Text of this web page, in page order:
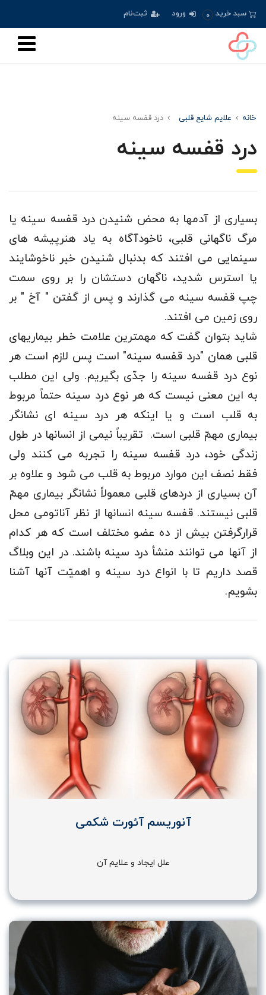
سبد خرید 0 ورود ثبت‌نام
خانه علایم شایع قلبی درد قفسه سينه
درد قفسه سينه
بسیاری از آدمها به محض شنیدن درد قفسه سینه یا
مرگ ناگهانی قلبی، ناخودآگاه به یاد هنرپیشه های
سینمایی می افتند که بدنبال شنیدن خبر ناخوشایند
یا استرس شدید، ناگهان دستشان را بر روی سمت
چپ قفسه سینه می گذارند و پس از گفتن " آخ " بر
روی زمین می افتند.
شاید بتوان گفت که مهمترین علامت خطر بیماریهای
قلبی همان "درد قفسه سینه" است پس لازم است هر
نوع درد قفسه سینه را جدّی بگیریم. ولی این مطلب
به این معنی نیست که هر نوع درد سینه حتماً مربوط
به قلب است و یا اینکه هر درد سینه ای نشانگر
بیماری مهمّ قلبی است. تقریباً نیمی از انسانها در طول
زندگی خود، درد قفسه سینه را تجربه می کنند ولی
فقط نصف این موارد مربوط به قلب می شود و علاوه بر
آن بسیاری از دردهای قلبی معمولاً نشانگر بیماری مهمّ
قلبی نیستند. قفسه سینه انسانها از نظر آناتومی محل
قرارگرفتن بیش از ده عضو مختلف است که هر کدام
از آنها می توانند منشأ درد سینه باشند. در این وبلاگ
قصد داریم تا با انواع درد سینه و اهمیّت آنها آشنا
بشویم.
آنوریسم آئورت شکمی
علل ایجاد و علایم آن